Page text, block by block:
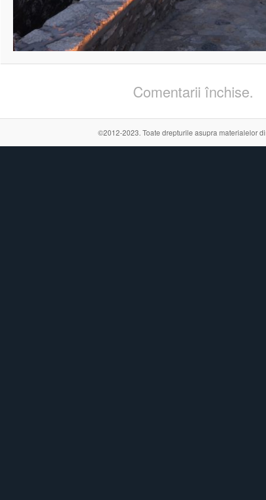
Comentarii închise.
©2012-2023. Toate drepturile asupra materialelor